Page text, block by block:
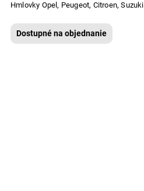
Hmlovky Opel, Peugeot, Citroen, Suzuki
Dostupné na objednanie